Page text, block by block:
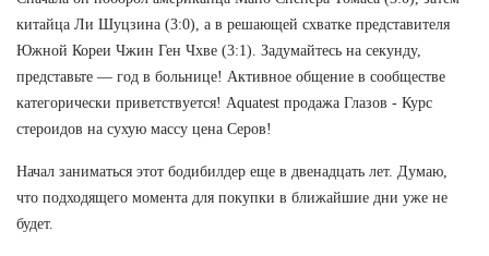
китайца Ли Шуцзина (3:0), а в решающей схватке представителя
Южной Кореи Чжин Ген Чхве (3:1). Задумайтесь на секунду,
представьте — год в больнице! Активное общение в сообществе
категорически приветствуется! Aquatest продажа Глазов - Курс
стероидов на сухую массу цена Серов!
Начал заниматься этот бодибилдер еще в двенадцать лет. Думаю,
что подходящего момента для покупки в ближайшие дни уже не
будет.